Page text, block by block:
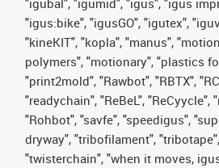
"igus:bike", "igusGO", "igutex",
"kineKIT", "kopla", "manus",
polymers", "motionary", "plastics
"print2mold", "Rawbot", "RBTX",
"readychain", "ReBeL", "ReCyycle",
"Rohbot", "savfe", "speedigus",
dryway", "tribofilament",
"twisterchain", "when it moves,